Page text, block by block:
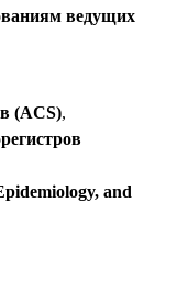
ведущих
(ACS),
and